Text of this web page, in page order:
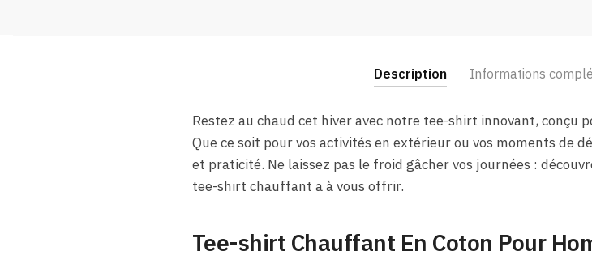
Description Informations
Restez au chaud cet hiver avec notre tee-shirt innovant, conçu
Que ce soit pour vos activités en extérieur ou vos moments de
et praticité. Ne laissez pas le froid gâcher vos journées :
tee-shirt chauffant a à vous offrir.
Tee-shirt Chauffant En Coton Pour